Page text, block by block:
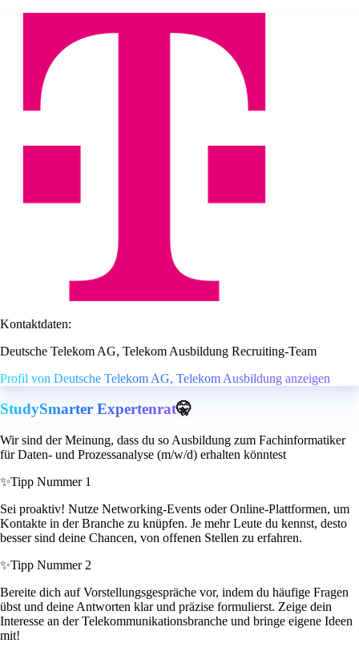
Kontaktdaten:
Deutsche Telekom AG, Telekom Ausbildung Recruiting-Team
Profil von Deutsche Telekom AG, Telekom Ausbildung anzeigen
StudySmarter Expertenrat🤫
Wir sind der Meinung, dass du so Ausbildung zum Fachinformatiker
für Daten- und Prozessanalyse (m/w/d) erhalten könntest
✨Tipp Nummer 1
Sei proaktiv! Nutze Networking-Events oder Online-Plattformen, um
Kontakte in der Branche zu knüpfen. Je mehr Leute du kennst, desto
besser sind deine Chancen, von offenen Stellen zu erfahren.
✨Tipp Nummer 2
Bereite dich auf Vorstellungsgespräche vor, indem du häufige Fragen
übst und deine Antworten klar und präzise formulierst. Zeige dein
Interesse an der Telekommunikationsbranche und bringe eigene Ideen
mit!